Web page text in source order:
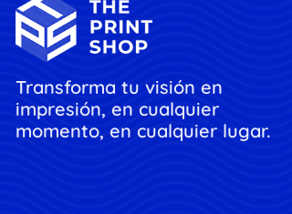
Transforma tu visión en
impresión, en cualquier
momento, en cualquier lugar.